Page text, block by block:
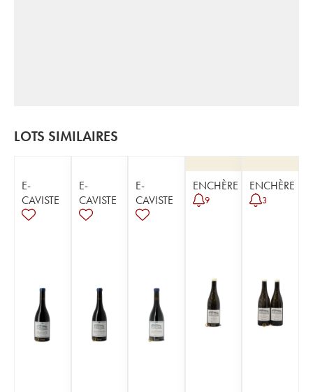
LOTS SIMILAIRES
E-
CAVISTE
E-
CAVISTE
E-
CAVISTE
ENCHÈRE
9
ENCHÈRE
3